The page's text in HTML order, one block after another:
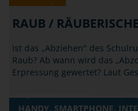
RAUB /
Ist das „Abziehen" des
Raub? Ab wann wird das
Erpressung gewertet? Laut
HANDY, SMARTPHONE,